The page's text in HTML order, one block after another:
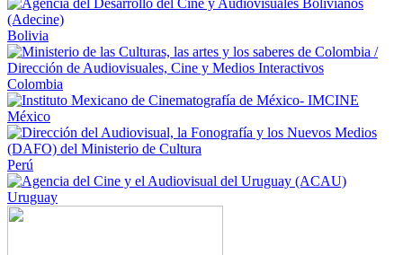
Bolivia
Colombia
México
Perú
Uruguay